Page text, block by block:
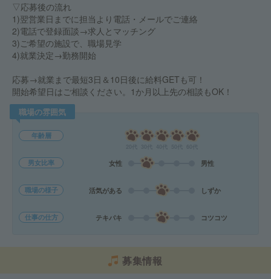
▽応募後の流れ
1)翌営業日までに担当より電話・メールでご連絡
2)電話で登録面談→求人とマッチング
3)ご希望の施設で、職場見学
4)就業決定→勤務開始
応募→就業まで最短3日＆10日後に給料GETも可！
開始希望日はご相談ください。1か月以上先の相談もOK！
職場の雰囲気
年齢層
男女比率 女性 男性
職場の様子 活気がある しずか
仕事の仕方 テキパキ コツコツ
募集情報